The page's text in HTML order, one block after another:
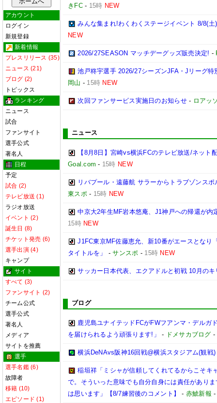
アカウント
ログイン
新規登録
新着情報
プレスリリース (35)
ニュース (21)
ブログ (2)
トピックス
ランキング
ニュース
試合
ファンサイト
選手公式
著名人
日程
予定
試合 (2)
テレビ放送 (1)
ラジオ放送
イベント (2)
誕生日 (8)
チケット発売 (6)
選手出演 (4)
キャンプ
サイト
すべて (3)
ファンサイト (2)
チーム公式
選手公式
著名人
メディア
サイトを推薦
選手
選手名鑑 (6)
故障者
移籍 (10)
エピソード (1)
きFC- 15時 NEW
みんな集まれ!わくわくステージイベント 8/8(
NEW
2026/27SEASON マッチデーグッズ販売決定! -
池戸柊宇選手 2026/27シーズンJFA・Jリーグ
岡山 - 15時 NEW
次回ファンサービス実施日のお知らせ- ロアッ
ニュース
【8月8日】宮崎vs横浜FCのテレビ放送/ネット
Goal.com - 15時 NEW
リバプール・遠藤航 サラーからトラブゾンス
東スポ- 15時 NEW
中京大2年生MF岩本悠庵、J1神戸への帰還が内
15時 NEW
J1FC東京MF佐藤恵允、新10番がエースとなり
タイトルを」
-サンスポ - 15時 NEW
サッカー日本代表、エクアドルと初戦 10月のキ
ブログ
鹿児島ユナイテッドFCがFWフアンマ・デルガ
を届けられるよう頑張ります!」
- ドメサカブログ -
横浜DeNAvs阪神16回戦@横浜スタジアム(観戦)
稲垣祥「ミシャが信頼してくれてるからこそキ
で。そういった意味でも自分自身には責任があり
は思います」【8/7練習後のコメント】
- 赤鯱新報